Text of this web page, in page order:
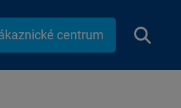
centrum